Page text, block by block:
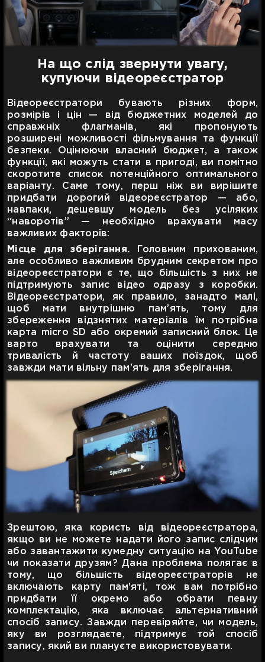
На що слід звернути увагу,
купуючи відеореєстратор
Відеореєстратори бувають різних форм,
розмірів і цін — від бюджетних моделей до
справжніх флагманів, які пропонують
розширені можливості фільмування та функції
безпеки. Оцінюючи власний бюджет, а також
функції, які можуть стати в пригоді, ви помітно
скоротите список потенційного оптимального
варіанту. Саме тому, перш ніж ви вирішите
придбати дорогий відеореєстратор — або,
навпаки, дешевшу модель без усіляких
“наворотів” — необхідно врахувати масу
важливих факторів:
Місце для зберігання. Головним прихованим,
але особливо важливим брудним секретом про
відеореєстратори є те, що більшість з них не
підтримують запис відео одразу з коробки.
Відеореєстратори, як правило, занадто малі,
щоб мати внутрішню пам’ять, тому для
збереження відзнятих матеріалів їм потрібна
карта micro SD або окремий записний блок. Це
варто врахувати та оцінити середню
тривалість й частоту ваших поїздок, щоб
завжди мати вільну пам'ять для зберігання.
Зрештою, яка користь від відеореєстратора,
якщо ви не можете надати його запис слідчим
або завантажити кумедну ситуацію на YouTube
чи показати друзям? Дана проблема полягає в
тому, що більшість відеореєстраторів не
включають карту пам'яті, тож вам потрібно
придбати її окремо або обрати певну
комплектацію, яка включає альтернативний
спосіб запису. Завжди перевіряйте, чи модель,
яку ви розглядаєте, підтримує той спосіб
запису, який ви плануєте використовувати.